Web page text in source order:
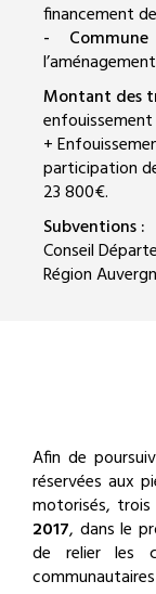
financement
-
Montant des
+
participation
23 800€.
Subventions :
Conseil
Région
Afin de
réservées aux
motorisés,
2017, dans le
de relier les